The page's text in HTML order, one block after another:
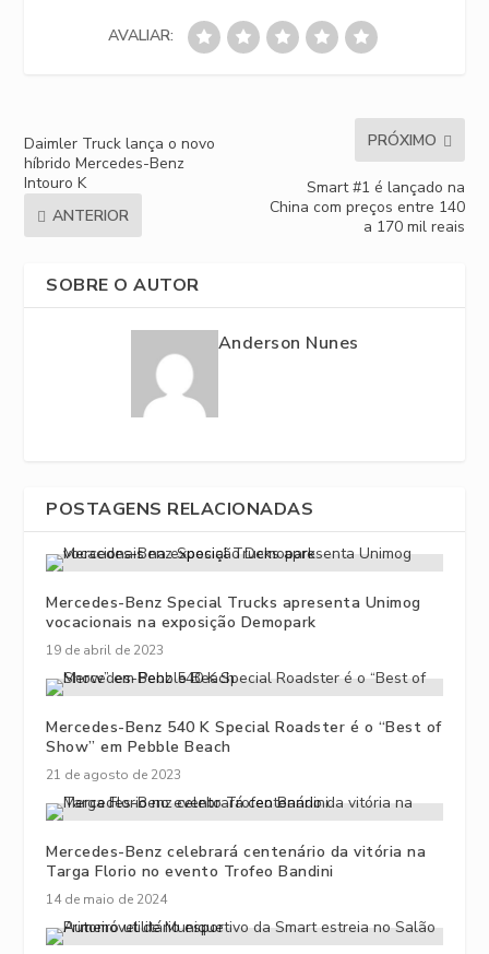
AVALIAR:
Daimler Truck lança o novo
híbrido Mercedes-Benz
Intouro K
ANTERIOR
PRÓXIMO
Smart #1 é lançado na
China com preços entre 140
a 170 mil reais
SOBRE O AUTOR
Anderson Nunes
POSTAGENS RELACIONADAS
Mercedes-Benz Special Trucks apresenta Unimog
vocacionais na exposição Demopark
19 de abril de 2023
Mercedes-Benz 540 K Special Roadster é o “Best of
Show” em Pebble Beach
21 de agosto de 2023
Mercedes-Benz celebrará centenário da vitória na
Targa Florio no evento Trofeo Bandini
14 de maio de 2024